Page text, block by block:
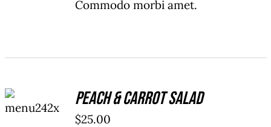
Commodo morbi amet.
CART
/
Peach & Carrot Salad
$25.00